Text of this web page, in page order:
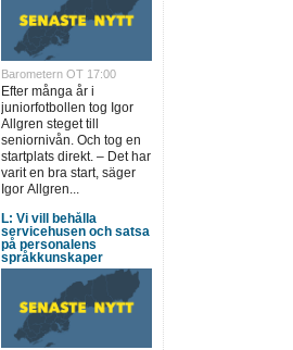
Barometern OT 17:00
Efter många år i
juniorfotbollen tog Igor
Allgren steget till
seniornivån. Och tog en
startplats direkt. – Det har
varit en bra start, säger
Igor Allgren...
L: Vi vill behålla
servicehusen och satsa
på personalens
språkkunskaper